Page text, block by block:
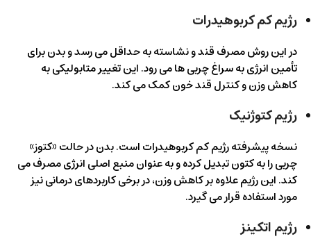
رژیم کم کربوهیدرات
در این روش مصرف قند و نشاسته به حداقل می رسد و بدن برای
تأمین انرژی به سراغ چربی ها می رود. این تغییر متابولیکی به
کاهش وزن و کنترل قند خون کمک می کند.
رژیم کتوژنیک
نسخه پیشرفته رژیم کم کربوهیدرات است. بدن در حالت «کتوز»
چربی را به کتون تبدیل کرده و به عنوان منبع اصلی انرژی مصرف می
کند. این رژیم علاوه بر کاهش وزن، در برخی کاربردهای درمانی نیز
مورد استفاده قرار می گیرد.
رژیم اتکینز